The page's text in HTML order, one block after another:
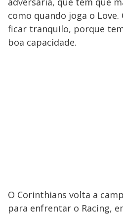
como quando joga o
ficar tranquilo, porque
boa capacidade.
O Corinthians volta a
para enfrentar o Racing,